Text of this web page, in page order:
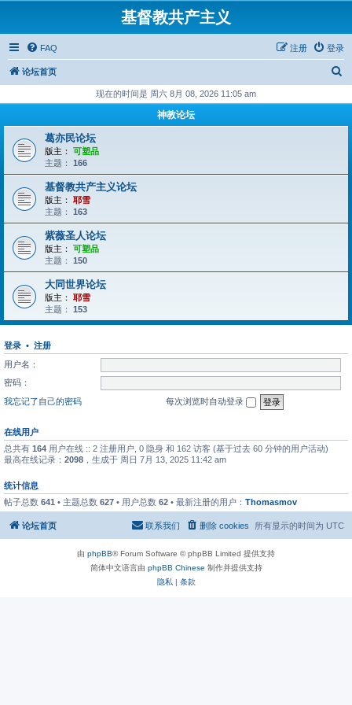
基督教共产主义
FAQ 登录
注册
论坛首页
现在的时间是 周六 8月 08, 2026 11:05 am
神教论坛
葛亦民论坛
版主：
可塑品
主题： 166
基督教共产主义论坛
版主：
耶雪
主题： 163
紫薇圣人论坛
版主：
可塑品
主题： 150
大同世界论坛
版主：
耶雪
主题： 153
登录 • 注册
用户名：
密码：
我忘记了自己的密码
每次浏览时自动登录
在线用户
总共有 164 用户在线 :: 2 注册用户, 0 隐身 和 162 访客 (基于过去 60 分钟的用户活动)
最高在线记录： 2098 ，生成于 周日 7月 13, 2025 11:42 am
统计信息
帖子总数 641 • 主题总数 627 • 用户总数 62 • 最新注册的用户： Thomasmov
论坛首页 所有显示的时间为 UTC
删除 cookies
联系我们
由 phpBB® Forum Software © phpBB Limited 提供支持
简体中文语言由 phpBB Chinese 制作并提供支持
隐私| 条款